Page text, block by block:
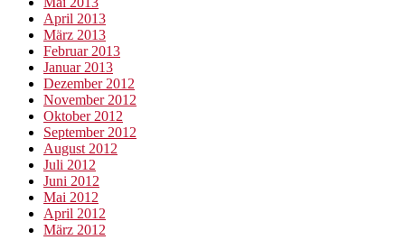
April 2013
März 2013
Februar 2013
Januar 2013
Dezember 2012
November 2012
Oktober 2012
September 2012
August 2012
Juli 2012
Juni 2012
Mai 2012
April 2012
März 2012